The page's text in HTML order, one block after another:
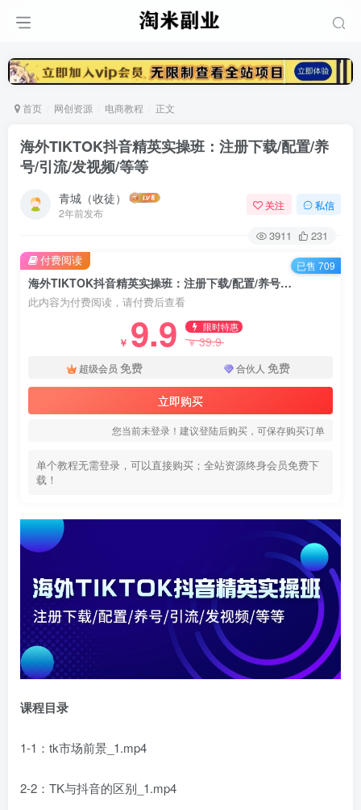
首页 网创资源 电商教程 正文
海外TIKTOK抖音精英实操班：注册下载/配置/养
号/引流/发视频/等等
青城（收徒）
2年前发布
关注 私信
3911 231
海外TIKTOK抖音精英实操班：注册下载/配置/养号/引流/发视频/等等
此内容为付费阅读，请付费后查看
￥ 9.9 限时特惠
￥39.9
超级会员 免费 合伙人 免费
立即购买
您当前未登录！建议登陆后购买，可保存购买订单
单个教程无需登录，可以直接购买；全站资源终身会员免费下
载！
付费阅读 已售 709
课程目录
1-1：tk市场前景_1.mp4
2-2：TK与抖音的区别_1.mp4